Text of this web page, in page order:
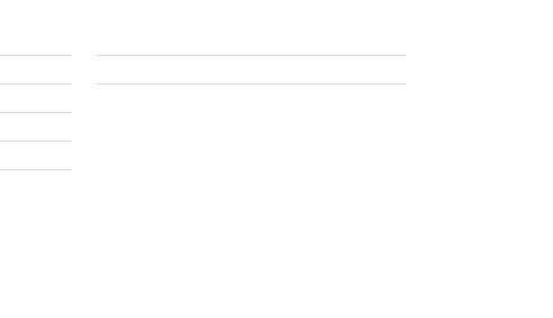
Políticas de privacidad
Terminos y condiciones